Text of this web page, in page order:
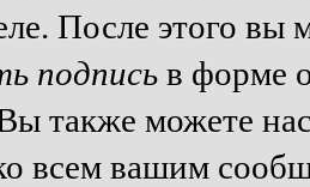
После этого
подпись в форме
также можете
всем вашим